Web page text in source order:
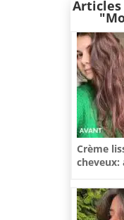
Crème
cheveux:
adaptées